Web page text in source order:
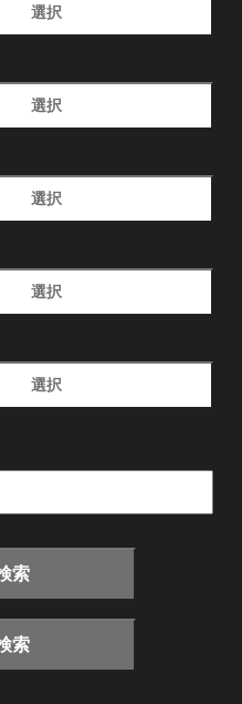
選択
選択
選択
選択
選択
索
索